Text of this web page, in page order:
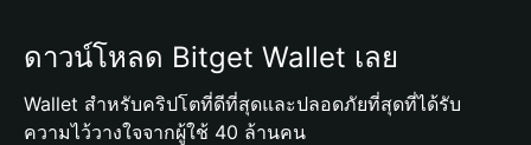
ดาวน์โหลด Bitget Wallet เลย
Wallet สำหรับคริปโตที่ดีที่สุดและปลอดภัยที่สุดที่ได้รับ
ความไว้วางใจจากผู้ใช้ 40 ล้านคน